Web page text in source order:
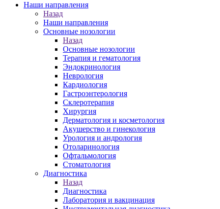
Наши направления
Назад
Наши направления
Основные нозологии
Назад
Основные нозологии
Терапия и гематология
Эндокринология
Неврология
Кардиология
Гастроэнтерология
Склеротерапия
Хирургия
Дерматология и косметология
Акушерство и гинекология
Урология и андрология
Отоларинология
Офтальмология
Стоматология
Диагностика
Назад
Диагностика
Лаборатория и вакцинация